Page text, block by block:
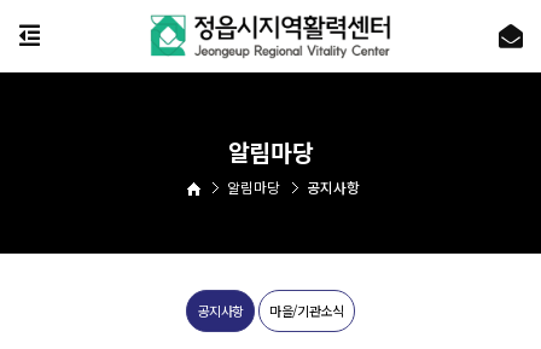
공지사항 마을/기관소식
알림마당 공지사항
알림마당